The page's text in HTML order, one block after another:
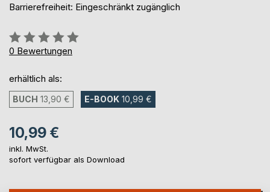
Barrierefreiheit: Eingeschränkt zugänglich
Bewertung::
0%
0 Bewertungen
erhältlich als:
BUCH 13,90 € E-BOOK 10,99 €
10,99 €
inkl. MwSt.
sofort verfügbar als Download